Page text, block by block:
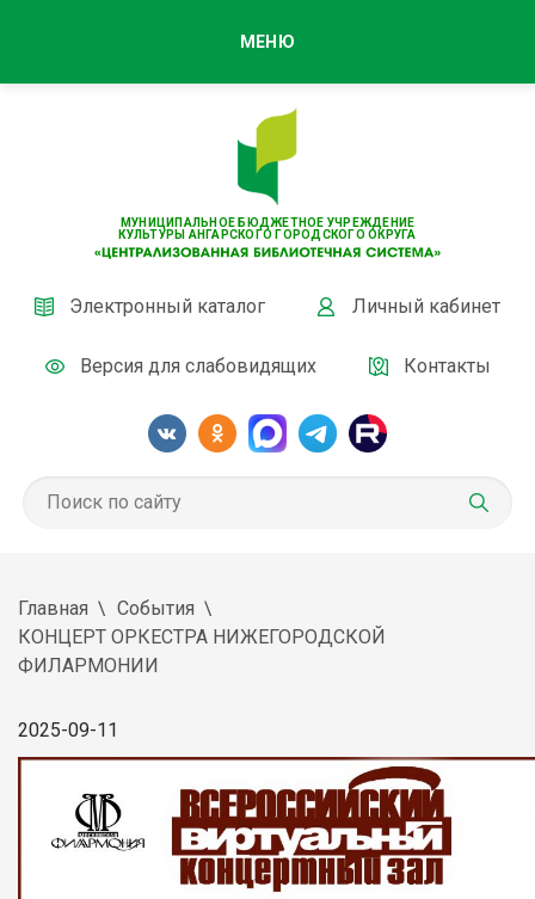
МУНИЦИПАЛЬНОЕ БЮДЖЕТНОЕ УЧРЕЖДЕНИЕ
КУЛЬТУРЫ АНГАРСКОГО ГОРОДСКОГО ОКРУГА
Электронный каталог Личный кабинет
Версия для слабовидящих Контакты
МЕНЮ
Главная
События
КОНЦЕРТ ОРКЕСТРА НИЖЕГОРОДСКОЙ
ФИЛАРМОНИИ
2025-09-11